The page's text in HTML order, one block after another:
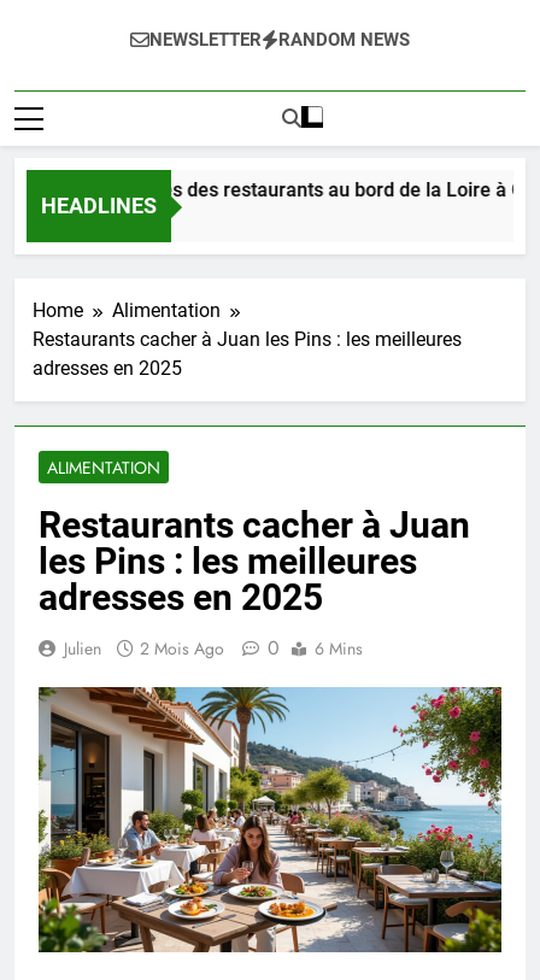
NEWSLETTER RANDOM NEWS
HEADLINES
les délices des restaurants au bord de la Loire à Orléans
Home
Alimentation
Restaurants cacher à Juan les Pins : les meilleures
adresses en 2025
ALIMENTATION
Restaurants cacher à Juan
les Pins : les meilleures
adresses en 2025
Julien 2 Mois Ago 0 6 Mins